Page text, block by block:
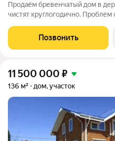
Продаём бревенчатый дом в
чистят круглогодично.
36 кв.м., участок 13 соток. На
слива, 2 грядки. Колодец.
Позвонить
11 500 000 ₽
136 м² дом, участок